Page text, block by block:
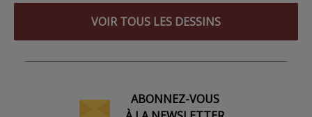
VOIR TOUS LES DESSINS
ABONNEZ-VOUS